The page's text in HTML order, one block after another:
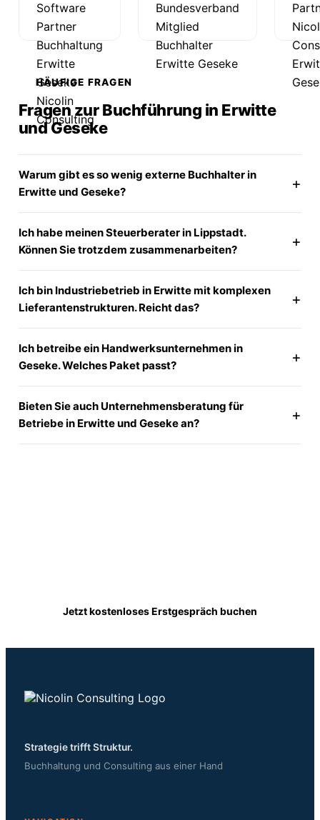
HÄUFIGE FRAGEN
Fragen zur Buchführung in Erwitte
und Geseke
Warum gibt es so wenig externe Buchhalter in
Erwitte und Geseke?
Ich habe meinen Steuerberater in Lippstadt.
Können Sie trotzdem zusammenarbeiten?
Ich bin Industriebetrieb in Erwitte mit komplexen
Lieferantenstrukturen. Reicht das?
Ich betreibe ein Handwerksunternehmen in
Geseke. Welches Paket passt?
Bieten Sie auch Unternehmensberatung für
Betriebe in Erwitte und Geseke an?
Jetzt kostenloses Erstgespräch buchen
Strategie trifft Struktur.
Buchhaltung und Consulting aus einer Hand